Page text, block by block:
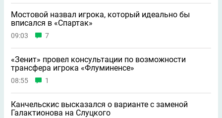
Мостовой назвал игрока, который идеально бы
вписался в «Спартак»
09:03 7
«Зенит» провел консультации по возможности
трансфера игрока «Флуминенсе»
08:55 1
Канчельскис высказался о варианте с заменой
Галактионова на Слуцкого